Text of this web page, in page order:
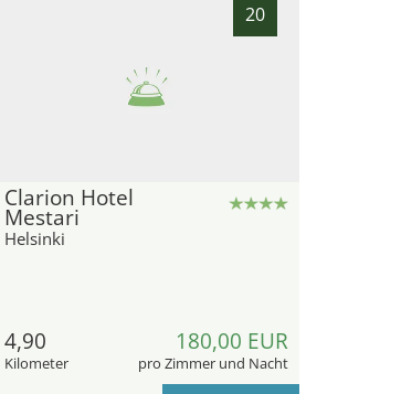
20
Clarion Hotel
Mestari
Helsinki
4,90
Kilometer
180,00 EUR
pro Zimmer und Nacht